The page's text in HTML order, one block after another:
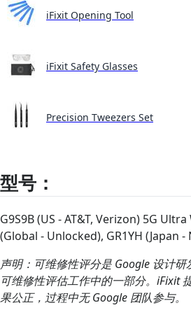
iFixit Opening Tool
iFixit Safety Glasses
Precision Tweezers Set
型号：
G9S9B (US - AT&T, Verizon) 5G
(Global - Unlocked), GR1YH (Japan
声明：可维修性评分是 Google 设计
可维修性评估工作中的一部分。iFixit
果公正，过程中无 Google 团队参与。